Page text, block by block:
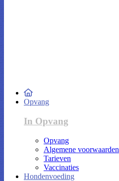
Opvang
In Opvang
Opvang
Algemene voorwaarden
Tarieven
Vaccinaties
Hondenvoeding